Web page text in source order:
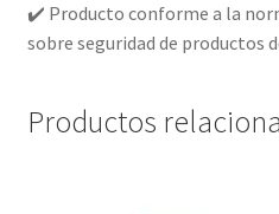
✔️ Producto conforme a la
sobre seguridad de productos
Productos